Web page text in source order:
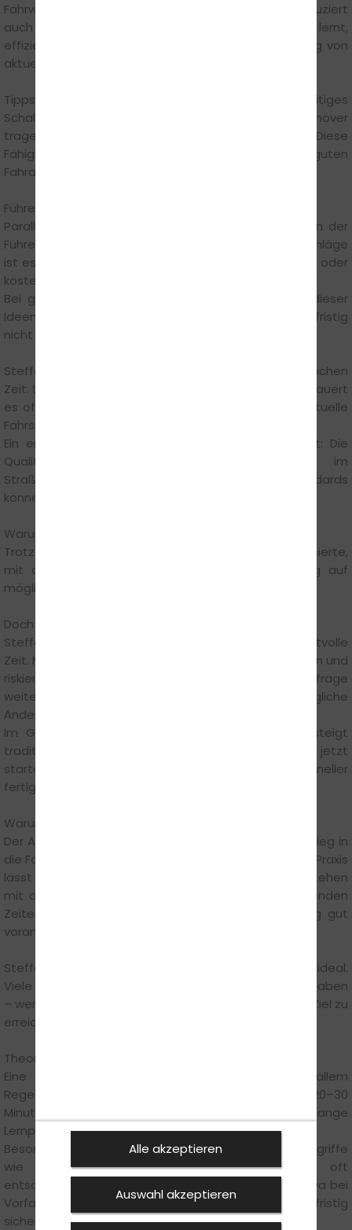
Fahrweise hilft nicht nur der Sicherheit, sondern reduziert
auch den Kraftstoffverbrauch deutlich. Wer früh lernt,
effizient zu fahren, profitiert langfristig – unabhängig von
aktuellen Preisentwicklungen.“
Tipps wie gleichmäßiges Beschleunigen, frühzeitiges
Schalten und das Vermeiden unnötiger Bremsmanöver
tragen dazu bei, den Verbrauch spürbar zu senken. Diese
Fähigkeiten sind fester Bestandteil einer guten
Fahrausbildung.
Führerscheinreform: Zwischen Diskussion und Realität
Parallel dazu wird weiterhin über mögliche Reformen der
Führerscheinausbildung gesprochen. Ziel dieser Vorschläge
ist es unter anderem, die Ausbildung zu vereinfachen oder
kostengünstiger zu gestalten.
Bei genauer Betrachtung zeigt sich jedoch: Viele dieser
Ideen sind bislang nicht konkret beschlossen und kurzfristig
nicht umsetzbar.
Steffen Münchgesang erklärt: „Solche Reformen brauchen
Zeit. Selbst wenn Änderungen beschlossen werden, dauert
es oft Jahre, bis sie in der Praxis ankommen. Für aktuelle
Fahrschüler hat das kaum Auswirkungen.“
Ein entscheidender Punkt bleibt dabei unverändert: Die
Qualität der Ausbildung und die Sicherheit im
Straßenverkehr stehen im Mittelpunkt. Diese Standards
können nicht beliebig reduziert werden.
Warum Warten keine gute Strategie ist
Trotz dieser Entwicklungen überlegen viele Interessierte,
mit der Anmeldung zu warten – in der Hoffnung auf
mögliche Vorteile durch neue Regelungen.
Doch diese Strategie birgt Risiken.
Steffen Münchgesang sagt: „Wer wartet, verliert wertvolle
Zeit. Man sammelt keine Erfahrung, kommt nicht voran und
riskiert später längere Wartezeiten, wenn die Nachfrage
weiter steigt. Außerdem ist unklar, ob mögliche
Änderungen überhaupt Vorteile bringen.“
Im Gegenteil: Mit Beginn der wärmeren Monate steigt
traditionell die Nachfrage nach Führerscheinen. Wer jetzt
startet, sichert sich bessere Planbarkeit und ist schneller
fertig.
Warum jetzt der richtige Zeitpunkt ist
Der April bietet ideale Voraussetzungen für den Einstieg in
die Fahrausbildung. Die Kombination aus Theorie und Praxis
lässt sich jetzt besonders gut umsetzen. Zudem stehen
mit den Mai-Feiertagen und verlängerten Wochenenden
Zeiten zur Verfügung, in denen sich die Ausbildung gut
vorantreiben lässt.
Steffen Münchgesang rät: „Ein Start im Frühjahr ist ideal.
Viele möchten bis zum Sommer ihren Führerschein haben
– wer jetzt beginnt, hat die besten Chancen, dieses Ziel zu
erreichen.“
Theorie-Tipps
Eine erfolgreiche Theorieprüfung erfordert vor allem
Regelmäßigkeit. Kurze, tägliche Lerneinheiten von 20–30
Minuten sind deutlich effektiver als seltene, lange
Lernphasen.
Besonders wichtig ist es, Fragen genau zu lesen. Begriffe
wie „immer“, „muss“ oder „darf nicht“ sind oft
entscheidend. Wer Zusammenhänge versteht – etwa bei
Vorfahrtsregeln oder Verkehrszeichen – ist langfristig
sicherer unterwegs.
Alle akzeptieren
Auswahl akzeptieren